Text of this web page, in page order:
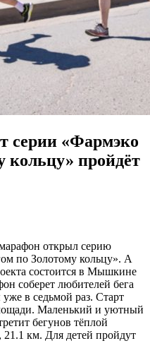
серии «Фармэко
пройдёт
открыл серию
по Золотому кольцу». А
состоится в Мышкине
соберет любителей бега
в седьмой раз. Старт
Маленький и уютный
бегунов тёплой
км. Для детей пройдут